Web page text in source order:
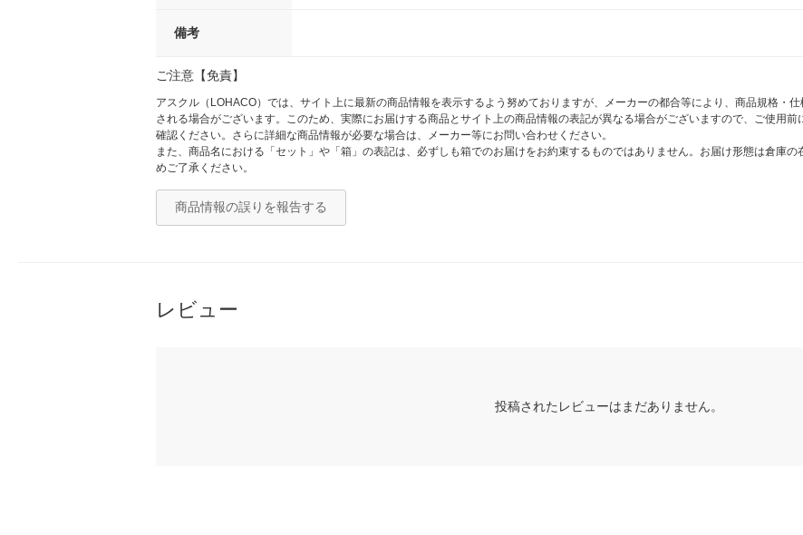
備考
ご注意【免責】
アスクル（LOHACO）では、サイト上に最新の商品情報を表示するよう努めておりますが、メーカーの都合等により、商品規格・
される場合がございます。このため、実際にお届けする商品とサイト上の商品情報の表記が異なる場合がございますので、ご使用
確認ください。さらに詳細な商品情報が必要な場合は、メーカー等にお問い合わせください。
また、商品名における「セット」や「箱」の表記は、必ずしも箱でのお届けをお約束するものではありません。お届け形態は倉庫
めご了承ください。
商品情報の誤りを報告する
レビュー
投稿されたレビューはまだありません。